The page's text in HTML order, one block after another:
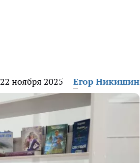
22 ноября 2025 Егор Никишин